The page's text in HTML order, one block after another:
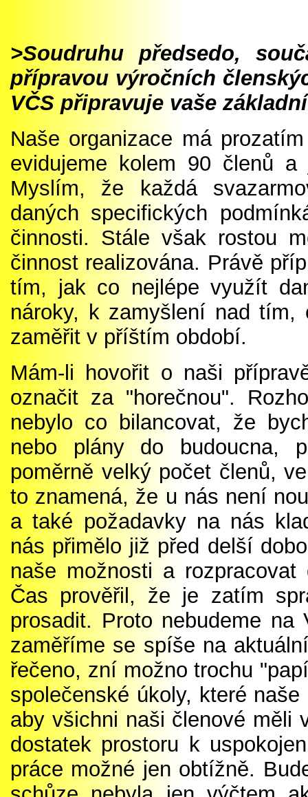
>Soudruhu předsedo,
přípravou výročních
VČS připravuje vaše
Naše organizace má
evidujeme kolem 90 členů
Myslím, že každá
daných specifických
činnosti. Stále však rostou
činnost realizována. Právě
tím, jak co nejlépe využít
nároky, k zamyšlení nad
zaměřit v příštím období.
Mám-li hovořit o naši
označit za "horečnou".
nebylo co bilancovat, že
nebo plány do budoucna,
poměrně velký počet členů,
to znamená, že u nás není
a také požadavky na nás
nás přimělo již před delší
naše možnosti a
Čas prověřil, že je zatím
prosadit. Proto nebudeme
zaměříme se spíše na
řečeno, zní možno trochu
společenské úkoly, které
aby všichni naši členové měli
dostatek prostoru k
práce možné jen obtížně.